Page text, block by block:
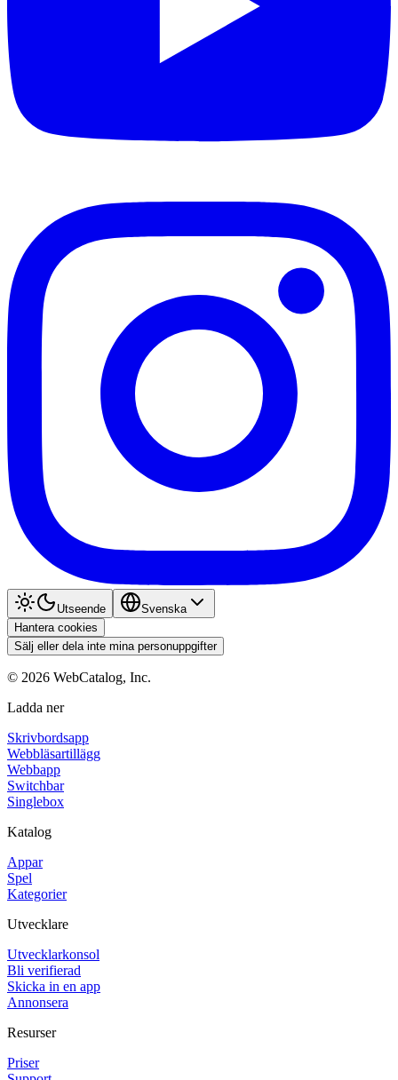
Utseende
Svenska
Hantera cookies
Sälj eller dela inte mina personuppgifter
© 2026 WebCatalog, Inc.
Ladda ner
Skrivbordsapp
Webbläsartillägg
Webbapp
Switchbar
Singlebox
Katalog
Appar
Spel
Kategorier
Utvecklare
Utvecklarkonsol
Bli verifierad
Skicka in en app
Annonsera
Resurser
Priser